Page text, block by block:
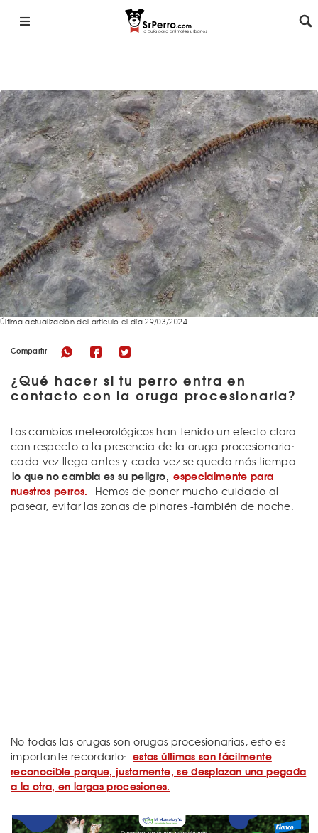
Compartir
¿Qué hacer si tu perro entra en
contacto con la oruga procesionaria?
Última actualización del articulo el día 29/03/2024
Los cambios meteorológicos han tenido un efecto claro
con respecto a la presencia de la oruga procesionaria:
cada vez llega antes y cada vez se queda más tiempo...
lo que no cambia es su peligro, especialmente para
nuestros perros.
Hemos de poner mucho cuidado al
pasear, evitar las zonas de pinares -también de noche.
No todas las orugas son orugas procesionarias, esto es
importante recordarlo: estas últimas son fácilmente
reconocible porque, justamente, se desplazan una pegada
a la otra, en largas procesiones.